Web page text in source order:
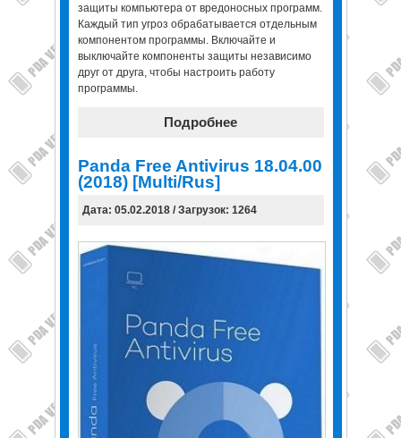
защиты компьютера от вредоносных программ.
Каждый тип угроз обрабатывается отдельным
компонентом программы. Включайте и
выключайте компоненты защиты независимо
друг от друга, чтобы настроить работу
программы.
Подробнее
Panda Free Antivirus 18.04.00
(2018) [Multi/Rus]
Дата: 05.02.2018 / Загрузок: 1264